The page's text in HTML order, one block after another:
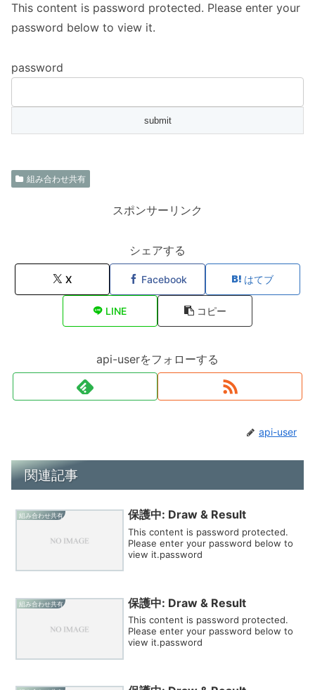
This content is password protected. Please enter your
password below to view it.
password
組み合わせ共有
スポンサーリンク
シェアする
X Facebook はてブ
LINE コピー
api-userをフォローする
api-user
関連記事
組み合わせ共有 保護中: Draw & Result
This content is password protected.
Please enter your password below to
view it.password
組み合わせ共有 保護中: Draw & Result
This content is password protected.
Please enter your password below to
view it.password